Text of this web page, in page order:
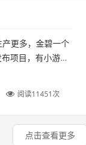
更多，金碧一个
项目，有小游
阅读11451次
点击查看更多